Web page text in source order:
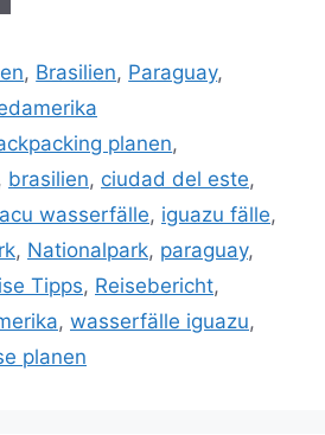
, Brasilien, Paraguay,
planen,
brasilien, ciudad del este,
wasserfälle, iguazu fälle,
, Nationalpark, paraguay,
Tipps, Reisebericht,
, wasserfälle iguazu,
planen